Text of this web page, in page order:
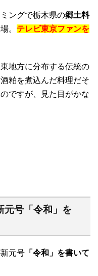
ングで栃木県の郷土料
。 テレビ東京ファンを
地方に分布する伝統の
粕を煮込んだ料理だそ
ですが、見た目がかな
元号「令和」を
元号 「令和」を書いて